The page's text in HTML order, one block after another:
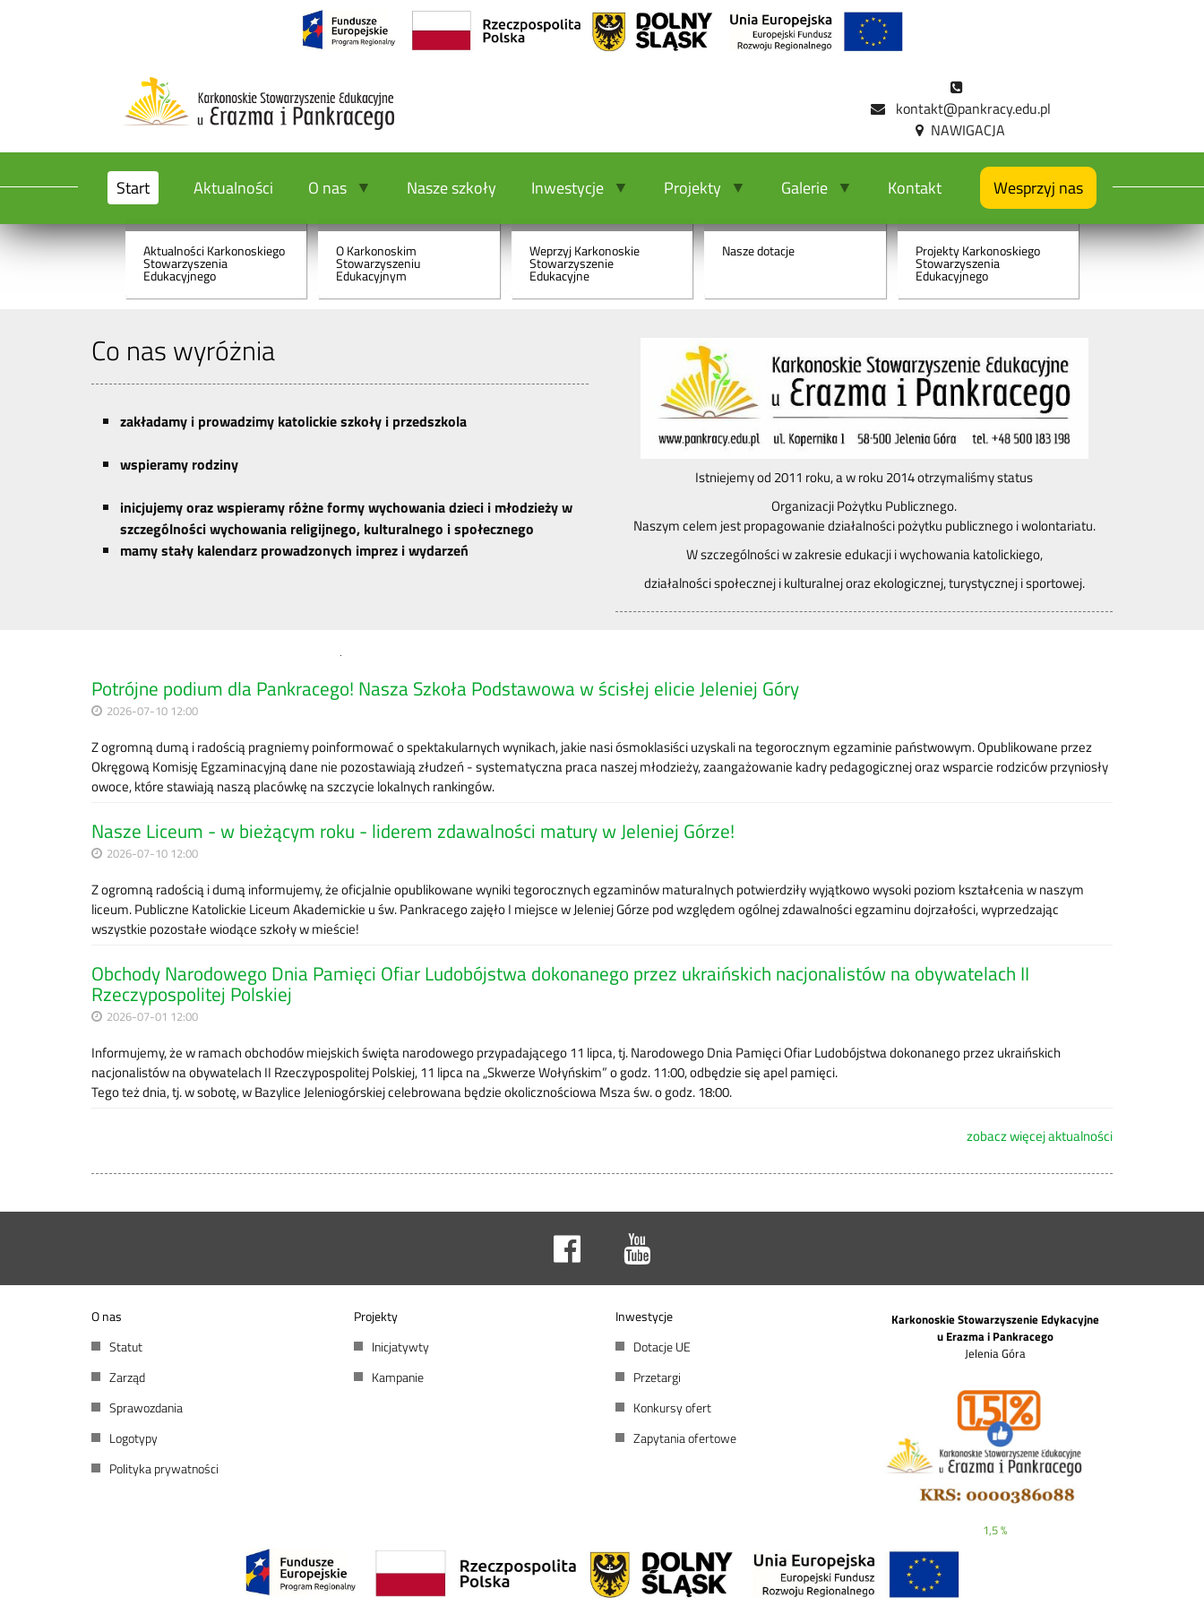
kontakt@pankracy.edu.pl
Start Aktualności O nas Nasze szkoły Inwestycje Projekty Galerie Wesprzyj nas
Kontakt
Aktualności
Aktualności Karkonoskiego
Stowarzyszenia
Edukacyjnego
O nas
O Karkonoskim
Stowarzyszeniu
Edukacyjnym
Wesprzyj
nas
Weprzyj Karkonoskie
Stowarzyszenie
Edukacyjne
Dotacje
Nasze dotacje
Projekty
Projekty Karkonoskiego
Stowarzyszenia
Edukacyjnego
Co nas wyróżnia
zakładamy i prowadzimy katolickie szkoły i przedszkola
wspieramy rodziny
inicjujemy oraz wspieramy różne formy wychowania dzieci i młodzieży w
szczególności wychowania religijnego, kulturalnego i społecznego
mamy stały kalendarz prowadzonych imprez i wydarzeń
Istniejemy od 2011 roku, a w roku 2014 otrzymaliśmy status
Organizacji Pożytku Publicznego.
Naszym celem jest propagowanie działalności pożytku publicznego i wolontariatu.
W szczególności w zakresie edukacji i wychowania katolickiego,
działalności społecznej i kulturalnej oraz ekologicznej, turystycznej i sportowej.
Potrójne podium dla Pankracego! Nasza Szkoła Podstawowa w ścisłej elicie Jeleniej Góry
2026-07-10 12:00
Z ogromną dumą i radością pragniemy poinformować o spektakularnych wynikach, jakie nasi ósmoklasiści uzyskali na tegorocznym egzaminie państwowym. Opublikowane przez
Okręgową Komisję Egzaminacyjną dane nie pozostawiają złudzeń - systematyczna praca naszej młodzieży, zaangażowanie kadry pedagogicznej oraz wsparcie rodziców przyniosły
owoce, które stawiają naszą placówkę na szczycie lokalnych rankingów.
Nasze Liceum - w bieżącym roku - liderem zdawalności matury w Jeleniej Górze!
2026-07-10 12:00
Z ogromną radością i dumą informujemy, że oficjalnie opublikowane wyniki tegorocznych egzaminów maturalnych potwierdziły wyjątkowo wysoki poziom kształcenia w naszym
liceum. Publiczne Katolickie Liceum Akademickie u św. Pankracego zajęło I miejsce w Jeleniej Górze pod względem ogólnej zdawalności egzaminu dojrzałości, wyprzedzając
wszystkie pozostałe wiodące szkoły w mieście!
Obchody Narodowego Dnia Pamięci Ofiar Ludobójstwa dokonanego przez ukraińskich nacjonalistów na obywatelach II
Rzeczypospolitej Polskiej
2026-07-01 12:00
Informujemy, że w ramach obchodów miejskich święta narodowego przypadającego 11 lipca, tj. Narodowego Dnia Pamięci Ofiar Ludobójstwa dokonanego przez ukraińskich
nacjonalistów na obywatelach II Rzeczypospolitej Polskiej, 11 lipca na „Skwerze Wołyńskim” o godz. 11:00, odbędzie się apel pamięci.
Tego też dnia, tj. w sobotę, w Bazylice Jeleniogórskiej celebrowana będzie okolicznościowa Msza św. o godz. 18:00.
zobacz więcej aktualności
O nas
Statut
Zarząd
Sprawozdania
Logotypy
Polityka prywatności
Projekty
Inicjatywty
Kampanie
Inwestycje
Dotacje UE
Przetargi
Konkursy ofert
Zapytania ofertowe
Karkonoskie Stowarzyszenie Edykacyjne
u Erazma i Pankracego
Jelenia Góra
1,5 %